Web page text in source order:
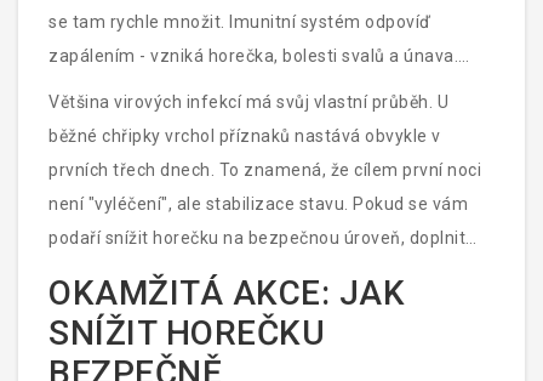
metody, jak zmírnit příznaky, podpořit organismus a
zajistit, aby další dny byly snesitelnější. A pokud jde o
která pomáhá bojovat proti patogenům , její správná
interpretace a úprava jsou klíčové pro bezpečnost i
pohodlí nemocného.
se tam rychle množit. Imunitní systém odpovíď
zapálením - vzniká horečka, bolesti svalů a únava.
Tyto příznaky nejsou chybou, jsou to nástroje obrany.
Když se pokusíte potlačit všechny příznaky najednou
bez cílení, často jen maskujete skutečný stav, aniž
byste pomohli samotnému procesu uzdravení.
Většina virových infekcí má svůj vlastní průběh. U
běžné chřipky vrchol příznaků nastává obvykle v
prvních třech dnech. To znamená, že cílem první noci
není "vyléčení", ale stabilizace stavu. Pokud se vám
podaří snížit horečku na bezpečnou úroveň, doplnit
tekutiny a umožnit hluboký spánek, uděláte pro
imunitní systém maximum. Spánek je totiž jedinou
dobou, kdy tělo může soustředit energii na produkci
protilátek a regeneraci poškozených tkání.
OKAMŽITÁ AKCE: JAK
SNÍŽIT HOREČKU